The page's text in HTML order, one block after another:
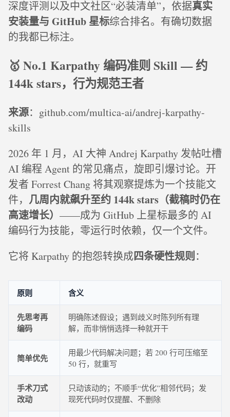
深度评测以及中文社区“必装清单”，依据真实
安装量与 GitHub 星标综合排名。有确切数据
的我都已标注。
🥇 No.1 Karpathy 编码准则 Skill — 约
144k stars，行为规范王者
来源：github.com/multica-ai/andrej-karpathy-
skills
2026 年 1 月，AI 大神 Andrej Karpathy 发帖吐槽
AI 编程 Agent 的常见痛点，旋即引爆讨论。开
发者 Forrest Chang 将其观察提炼为一个技能文
件， 几周内就飙升至约 144k stars（截稿时仍在
高速增长） ——成为 GitHub 上星标最多的 AI
编码行为技能，零运行时依赖，仅一个文件。
它将 Karpathy 的抱怨转换成四条硬性规则 ：
原则 含义
先思考再
编码
明确陈述假设；遇到歧义时陈列所有理
解，而非悄悄选择一种就开干
简单优先
用最少代码解决问题；若 200 行可压缩至
50 行，就重写
手术刀式
改动
只动该动的；不顺手“优化”相邻代码；发
现死代码时仅提醒、不删除